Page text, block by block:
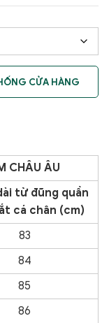
CỬA HÀNG
CHÂU ÂU
từ đũng quần
cá chân (cm)
83
84
85
86